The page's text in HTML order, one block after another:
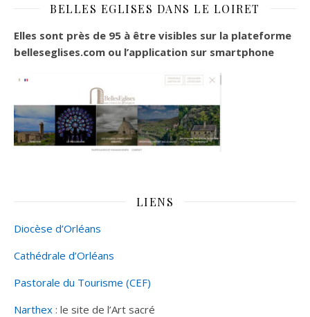
BELLES EGLISES DANS LE LOIRET
Elles sont près de 95 à être visibles sur la plateforme
belleseglises.com ou l’application sur smartphone
LIENS
Diocèse d’Orléans
Cathédrale d’Orléans
Pastorale du Tourisme (CEF)
Narthex : le site de l’Art sacré